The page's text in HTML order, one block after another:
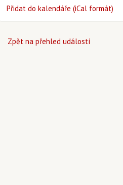
Přidat do kalendáře (iCal formát)
Zpět na přehled událostí